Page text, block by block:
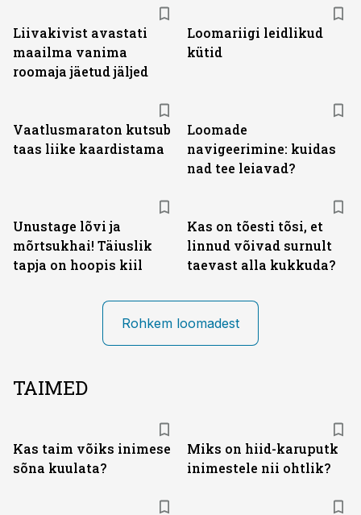
Liivakivist avastati
maailma vanima
roomaja jäetud jäljed
Loomariigi leidlikud
kütid
Vaatlusmaraton kutsub
taas liike kaardistama
Loomade
navigeerimine: kuidas
nad tee leiavad?
Unustage lõvi ja
mõrtsukhai! Täiuslik
tapja on hoopis kiil
Kas on tõesti tõsi, et
linnud võivad surnult
taevast alla kukkuda?
Rohkem loomadest
TAIMED
Kas taim võiks inimese
sõna kuulata?
Miks on hiid-karuputk
inimestele nii ohtlik?